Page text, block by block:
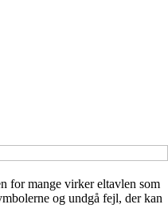
for mange virker eltavlen som
og undgå fejl, der kan